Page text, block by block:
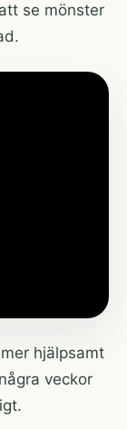
se mönster
hjälpsamt
veckor